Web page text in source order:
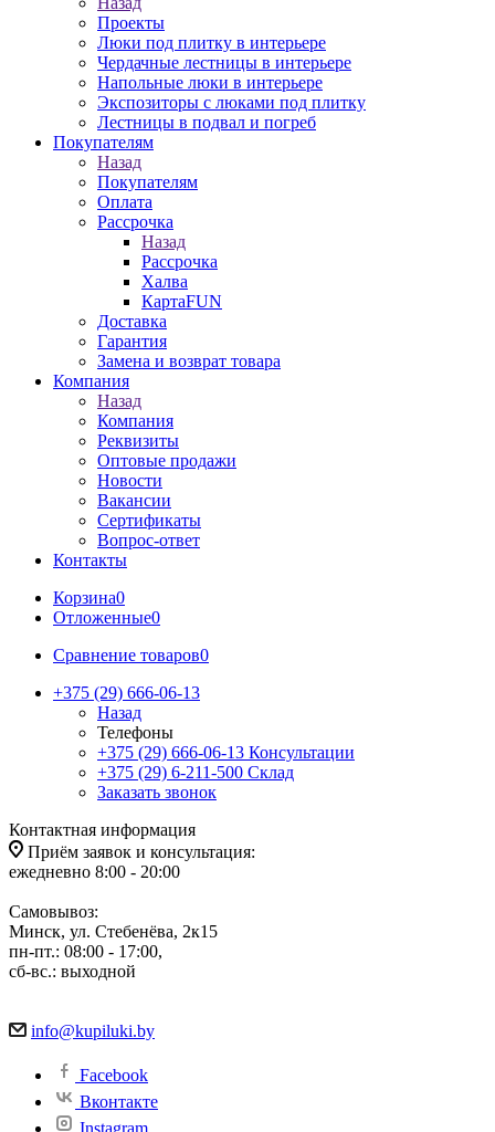
Проекты
Люки под плитку в интерьере
Чердачные лестницы в интерьере
Напольные люки в интерьере
Экспозиторы с люками под плитку
Лестницы в подвал и погреб
Покупателям
Назад
Покупателям
Оплата
Рассрочка
Назад
Рассрочка
Халва
КартаFUN
Доставка
Гарантия
Замена и возврат товара
Компания
Назад
Компания
Реквизиты
Оптовые продажи
Новости
Вакансии
Сертификаты
Вопрос-ответ
Контакты
Корзина0
Отложенные0
Сравнение товаров0
+375 (29) 666-06-13
Назад
Телефоны
+375 (29) 666-06-13 Консультации
+375 (29) 6-211-500 Склад
Заказать звонок
Контактная информация
Приём заявок и консультация:
ежедневно 8:00 - 20:00
Самовывоз:
Минск, ул. Стебенёва, 2к15
пн-пт.: 08:00 - 17:00,
сб-вс.: выходной
info@kupiluki.by
Facebook
Вконтакте
Instagram